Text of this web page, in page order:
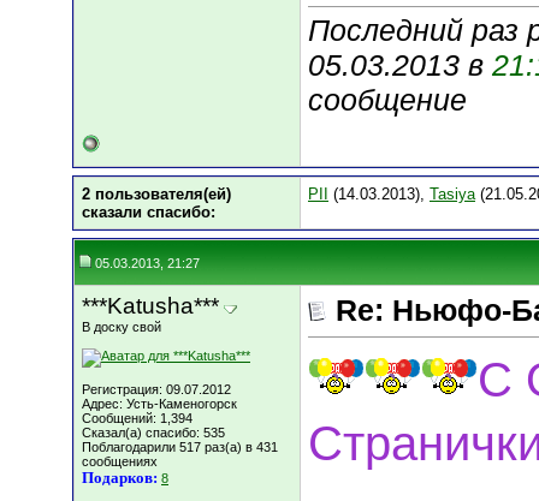
Последний раз
05.03.2013 в
сообщение
2 пользователя(ей)
сказали cпасибо:
PII (14.03.2013), Tasiya
05.03.2013, 21:27
***Katusha***
В доску свой
Регистрация: 09.07.2012
Адрес: Усть-Каменогорск
Сообщений: 1,394
Сказал(а) спасибо: 535
Поблагодарили 517 раз(а) в 431
сообщениях
Подарков: 8
Re: Ньюфо-
С